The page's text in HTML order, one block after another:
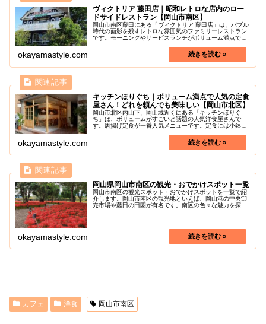
ヴィクトリア 藤田店｜昭和レトロな店内のロー
ドサイドレストラン【岡山市南区】
岡山市南区藤田にある「ヴィクトリア 藤田店」は、バブル
時代の面影を残すレトロな雰囲気のファミリーレストラン
です。モーニングやサービスランチがボリューム満点で人
okayamastyle.com
キッチンほりぐち｜ボリューム満点で人気の定食
屋さん！どれを頼んでも美味しい【岡山市北区】
岡山市北区内山下、岡山城近くにある「キッチンほりぐ
ち」は、ボリュームがすごいと話題の人気洋食屋さんで
す。唐揚げ定食が一番人気メニューです。定食には小鉢と
は、唐揚げ、ハンバーグ、チキンカツ、...
okayamastyle.com
岡山県岡山市南区の観光・おでかけスポット一覧
岡山市南区の観光スポット・おでかけスポットを一覧で紹
介します。岡山市南区の観光地といえば、岡山港の中央卸
売市場や藤田の田園が有名です。南区の色々な魅力を探し
okayamastyle.com
カフェ 洋食 岡山市南区